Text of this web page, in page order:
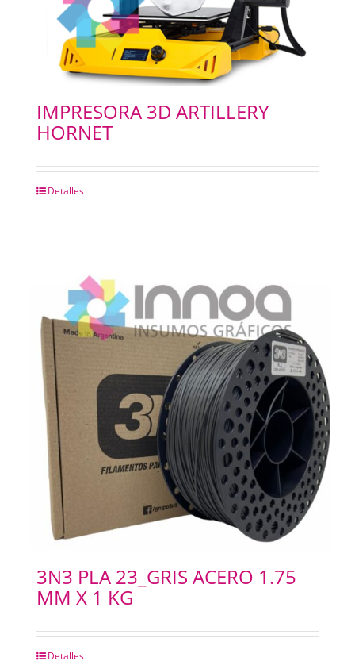
IMPRESORA 3D ARTILLERY
HORNET
Detalles
3N3 PLA 23_GRIS ACERO 1.75
MM X 1 KG
Detalles